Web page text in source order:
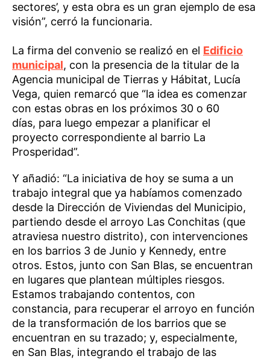
sectores’, y esta obra es un gran ejemplo de esa
visión”, cerró la funcionaria.
La firma del convenio se realizó en el Edificio
municipal, con la presencia de la titular de la
Agencia municipal de Tierras y Hábitat, Lucía
Vega, quien remarcó que “la idea es comenzar
con estas obras en los próximos 30 o 60
días, para luego empezar a planificar el
proyecto correspondiente al barrio La
Prosperidad”.
Y añadió: “La iniciativa de hoy se suma a un
trabajo integral que ya habíamos comenzado
desde la Dirección de Viviendas del Municipio,
partiendo desde el arroyo Las Conchitas (que
atraviesa nuestro distrito), con intervenciones
en los barrios 3 de Junio y Kennedy, entre
otros. Estos, junto con San Blas, se encuentran
en lugares que plantean múltiples riesgos.
Estamos trabajando contentos, con
constancia, para recuperar el arroyo en función
de la transformación de los barrios que se
encuentran en su trazado; y, especialmente,
en San Blas, integrando el trabajo de las